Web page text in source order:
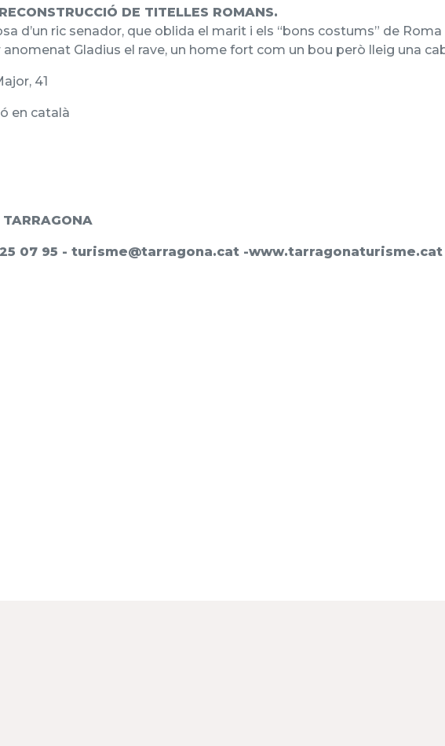
DE TITELLES ROMANS.
d’un ric senador, que oblida el marit i els “bons costums” de
Gladius el rave, un home fort com un bou però lleig una
41
en català
TARRAGONA
25 07 95 - turisme@tarragona.cat -www.tarragonaturisme.cat